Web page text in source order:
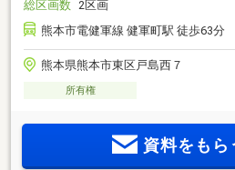
総区画数 2区画
熊本市電健軍線 健軍町駅 徒歩63分
熊本県熊本市東区戸島西７
所有権
資料をも